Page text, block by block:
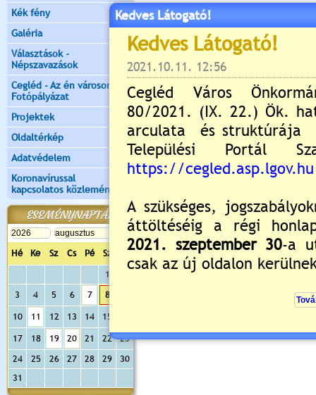
Kék fény
Galéria
Választások -
Népszavazások
Cegléd - Az én városom -
Fotópályázat
Projektek
Oldaltérkép
Adatvédelem
Koronavírussal
kapcsolatos közlemények
ESEMÉNYNAPTÁR
Hé Ke Sz Cs Pé Sz
Va
1
3
4 5 6 7 8
10 11 12 13 14 15
17 18 19 20 21 22
23
24
25 26 27 28 29
30
31
46 kg 5. Rafael Sándor
69 kg 3. Ungvári Zalán
5. Szemerédi Mihály
Értékelés: /3
Még nincsenek hozzászólások
Új hozzászólás:
Kérjük jelentkezzen be,
Kedves Látogató!